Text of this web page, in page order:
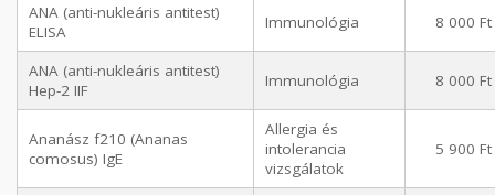
ANA (anti-nukleáris antitest)
ELISA
Immunológia 8 000 Ft
ANA (anti-nukleáris antitest)
Hep-2 IIF
Immunológia 8 000 Ft
Ananász f210 (Ananas
comosus) IgE
Allergia és
intolerancia
vizsgálatok
5 900 Ft